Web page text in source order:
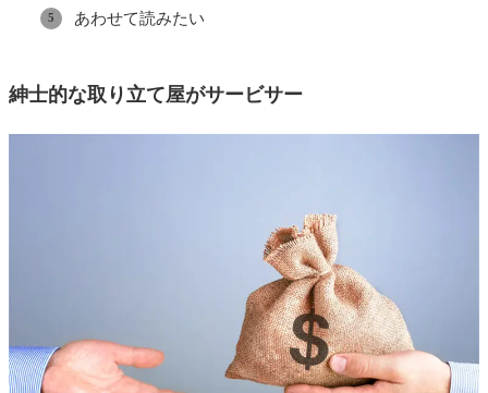
あわせて読みたい
紳士的な取り立て屋がサービサー